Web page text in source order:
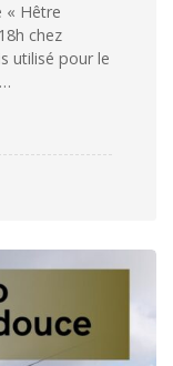
« Hêtre
chez
utilisé pour le